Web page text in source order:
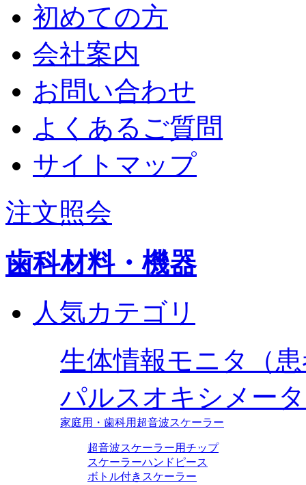
初めての方
会社案内
お問い合わせ
よくあるご質問
サイトマップ
注文照会
歯科材料・機器
人気カテゴリ
生体情報モニタ（
パルスオキシメー
家庭用・歯科用超音波スケーラー
超音波スケーラー用チップ
スケーラーハンドピース
ボトル付きスケーラー